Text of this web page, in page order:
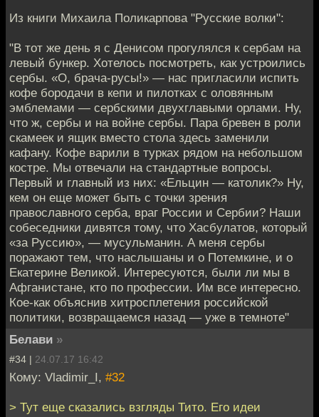
Из книги Михаила Поликарпова "Русские волки":
"В тот же день я с Денисом прогулялся к сербам на
левый бункер. Хотелось посмотреть, как устроились
сербы. «О, брача-русы!» — нас пригласили испить
кофе бородачи в кепи и пилотках с оловянным
эмблемами — сербскими двухглавыми орлами. Ну,
что ж, сербы и на войне сербы. Пара бревен в роли
скамеек и ящик вместо стола здесь заменили
кафану. Кофе варили в турках рядом на небольшом
костре. Мы отвечали на стандартные вопросы.
Первый и главный из них: «Ельцин — католик?» Ну,
кем он еще может быть с точки зрения
православного серба, враг России и Сербии? Наши
собеседники дивятся тому, что Хасбулатов, который
«за Руссию», — мусульманин. А меня сербы
поражают тем, что наслышаны и о Потемкине, и о
Екатерине Великой. Интересуются, были ли мы в
Афганистане, кто по профессии. Им все интересно.
Кое-как объяснив хитросплетения российской
политики, возвращаемся назад — уже в темноте"
Белави »
#34 | 24.07.17 16:42
Кому: Vladimir_I, #32
> Тут еще сказались взгляды Тито. Его идеи